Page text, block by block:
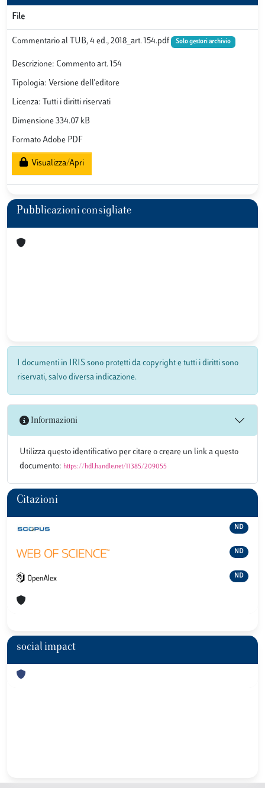
File
Commentario al TUB, 4 ed., 2018_art. 154.pdf Solo gestori archivio
Descrizione: Commento art. 154
Tipologia: Versione dell'editore
Licenza: Tutti i diritti riservati
Dimensione 334.07 kB
Formato Adobe PDF
Visualizza/Apri
Pubblicazioni consigliate
I documenti in IRIS sono protetti da copyright e tutti i diritti sono
riservati, salvo diversa indicazione.
Informazioni
Utilizza questo identificativo per citare o creare un link a questo
documento: https://hdl.handle.net/11385/209055
Citazioni
ND
ND
ND
social impact